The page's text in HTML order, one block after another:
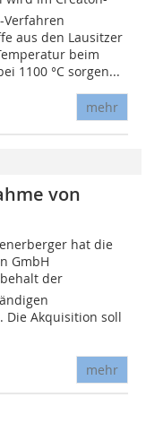
Verfahren
aus den Lausitzer
beim
1100 °C sorgen...
mehr
von
hat die
GmbH
der
Die Akquisition soll
mehr